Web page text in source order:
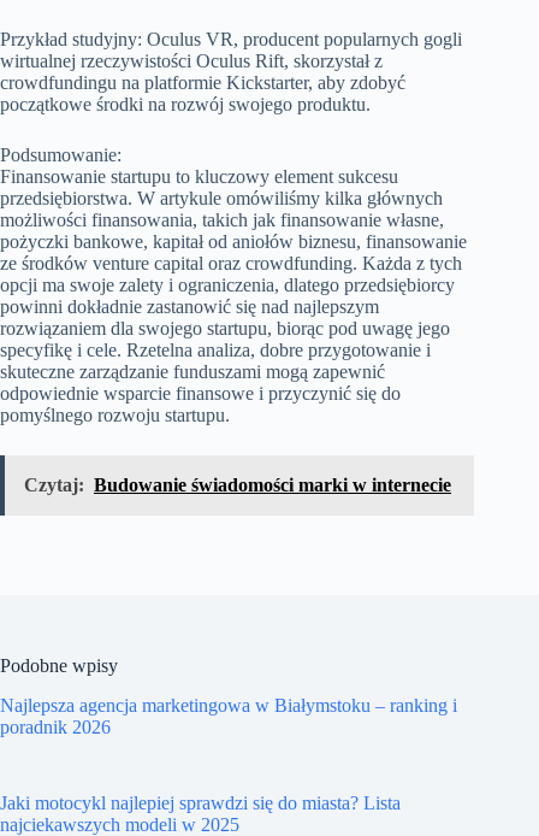
Przykład studyjny: Oculus VR, producent popularnych gogli
wirtualnej rzeczywistości Oculus Rift, skorzystał z
crowdfundingu na platformie Kickstarter, aby zdobyć
początkowe środki na rozwój swojego produktu.
Podsumowanie:
Finansowanie startupu to kluczowy element sukcesu
przedsiębiorstwa. W artykule omówiliśmy kilka głównych
możliwości finansowania, takich jak finansowanie własne,
pożyczki bankowe, kapitał od aniołów biznesu, finansowanie
ze środków venture capital oraz crowdfunding. Każda z tych
opcji ma swoje zalety i ograniczenia, dlatego przedsiębiorcy
powinni dokładnie zastanowić się nad najlepszym
rozwiązaniem dla swojego startupu, biorąc pod uwagę jego
specyfikę i cele. Rzetelna analiza, dobre przygotowanie i
skuteczne zarządzanie funduszami mogą zapewnić
odpowiednie wsparcie finansowe i przyczynić się do
pomyślnego rozwoju startupu.
Czytaj: Budowanie świadomości marki w internecie
Podobne wpisy
Najlepsza agencja marketingowa w Białymstoku – ranking i
poradnik 2026
Jaki motocykl najlepiej sprawdzi się do miasta? Lista
najciekawszych modeli w 2025